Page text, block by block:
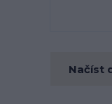
Načíst